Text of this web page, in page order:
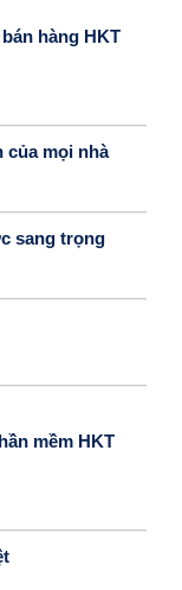
hàng HKT
của mọi nhà
sang trọng
mềm HKT